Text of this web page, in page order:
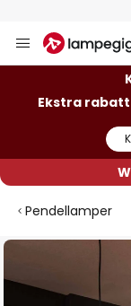
Hopp
til
Ekstra rabatt:
Pendellamper
Gå
slutten